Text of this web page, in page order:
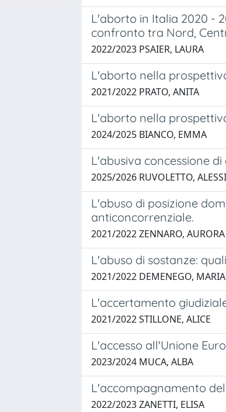
L'aborto in Italia 2020 -
confronto tra Nord,
2022/2023 PSAIER, LAURA
L'aborto nella
2021/2022 PRATO, ANITA
L'aborto nella
2024/2025 BIANCO, EMMA
L'abusiva concessione
2025/2026 RUVOLETTO,
L'abuso di posizione
anticoncorrenziale.
2021/2022 ZENNARO, AURORA
L'abuso di sostanze:
2021/2022 DEMENEGO,
L'accertamento
2021/2022 STILLONE, ALICE
L'accesso all'Unione
2023/2024 MUCA, ALBA
L'accompagnamento
2022/2023 ZANETTI, ELISA